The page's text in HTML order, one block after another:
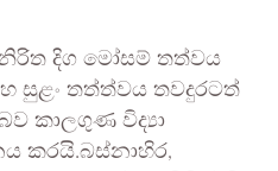
දිග මෝසම් තත්වය
සුළං තත්ත්වය තවදුරටත්
කාලගුණ විද්‍යා
කරයි.බස්නාහිර,